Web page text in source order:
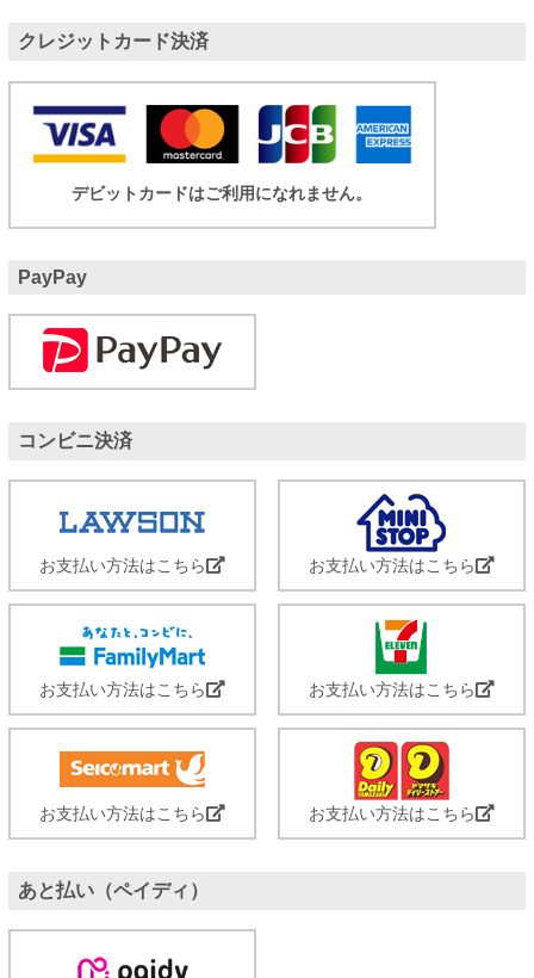
クレジットカード決済
デビットカードはご利用になれません。
PayPay
コンビニ決済
お支払い方法はこちら お支払い方法はこちら
お支払い方法はこちら お支払い方法はこちら
お支払い方法はこちら お支払い方法はこちら
あと払い（ペイディ）